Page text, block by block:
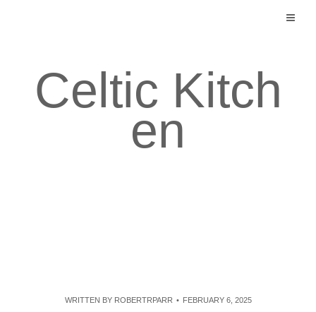
Celtic Kitch
en
WRITTEN BY ROBERTRPARR FEBRUARY 6, 2025